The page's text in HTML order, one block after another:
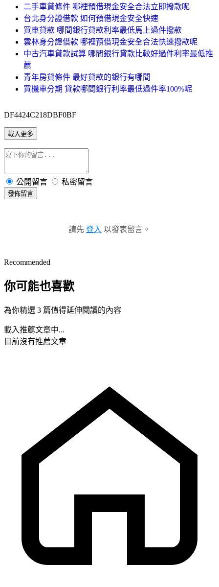
二手車貸條件 哪裡預借現金安全合法立即撥款呢
台北身分證借款 如何預借現金安全快速
買車貸款 哪間銀行貸款利率最低馬上過件撥款
雲林身分證借款 哪裡預借現金安全合法快速撥款呢
中古汽車貸款試算 哪間銀行貸款比較好過件利率最低推
薦
青年房貸條件 最好貸款的銀行有哪間
買機車分期 貸款哪間銀行利率最低過件率100%呢
DF4424C218DBF0BF
載入更多
公開留言 私密留言
發佈留言
請先 登入 以發表留言。
Recommended
你可能也喜歡
為你精選 3 篇值得延伸閱讀的內容
載入推薦文章中...
目前沒有推薦文章